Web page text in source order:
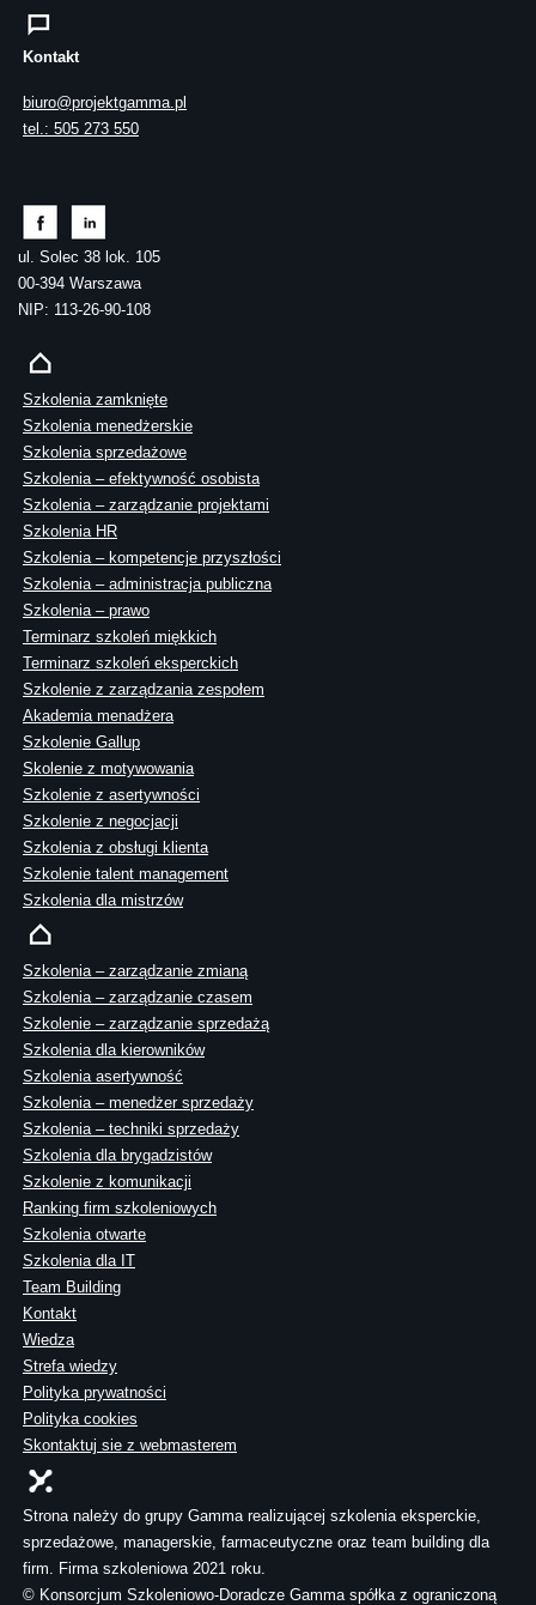
Kontakt
biuro@projektgamma.pl
tel.: 505 273 550
ul. Solec 38 lok. 105
00-394 Warszawa
NIP: 113-26-90-108
Szkolenia zamknięte
Szkolenia menedżerskie
Szkolenia sprzedażowe
Szkolenia – efektywność osobista
Szkolenia – zarządzanie projektami
Szkolenia HR
Szkolenia – kompetencje przyszłości
Szkolenia – administracja publiczna
Szkolenia – prawo
Terminarz szkoleń miękkich
Terminarz szkoleń eksperckich
Szkolenie z zarządzania zespołem
Akademia menadżera
Szkolenie Gallup
Skolenie z motywowania
Szkolenie z asertywności
Szkolenie z negocjacji
Szkolenia z obsługi klienta
Szkolenie talent management
Szkolenia dla mistrzów
Szkolenia – zarządzanie zmianą
Szkolenia – zarządzanie czasem
Szkolenie – zarządzanie sprzedażą
Szkolenia dla kierowników
Szkolenia asertywność
Szkolenia – menedżer sprzedaży
Szkolenia – techniki sprzedaży
Szkolenia dla brygadzistów
Szkolenie z komunikacji
Ranking firm szkoleniowych
Szkolenia otwarte
Szkolenia dla IT
Team Building
Kontakt
Wiedza
Strefa wiedzy
Polityka prywatności
Polityka cookies
Skontaktuj sie z webmasterem
Strona należy do grupy Gamma realizującej szkolenia eksperckie,
sprzedażowe, managerskie, farmaceutyczne oraz team building dla
firm. Firma szkoleniowa 2021 roku.
© Konsorcjum Szkoleniowo-Doradcze Gamma spółka z ograniczoną